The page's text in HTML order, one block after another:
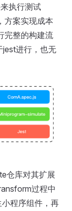
执行测试
方案实现成本
完整的构建流
jest进行，也无
仓库对其扩展
过程中
程序组件，再